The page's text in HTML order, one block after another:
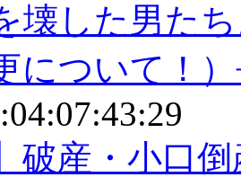
壊した男た
について！
破産・小口